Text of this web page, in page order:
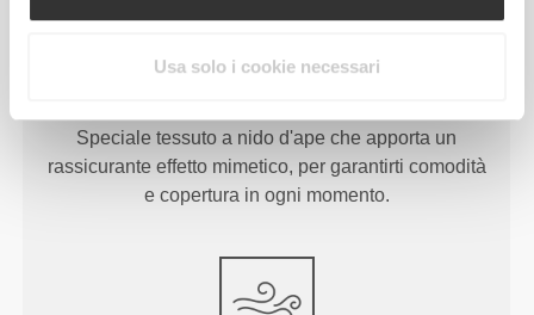
Usa solo i cookie necessari
Speciale tessuto a nido d'ape che apporta un
rassicurante effetto mimetico, per garantirti comodità
e copertura in ogni momento.